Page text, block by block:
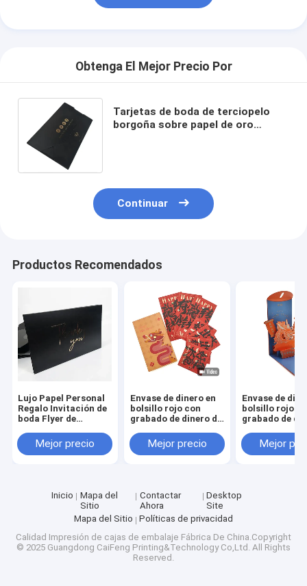
Obtenga El Mejor Precio Por
Tarjetas de boda de terciopelo
borgoña sobre papel de oro
Continuar
Productos Recomendados
Lujo Papel Personal
Regalo Invitación de
boda Flyer de
Tarjeta postal
Mejor precio
Envase de dinero en
bolsillo rojo con
grabado de dinero de
Nuevo Chino
Mejor precio
Envase de
bolsillo rojo
grabado de
Nuevo Chino
Mejor
Inicio
Mapa del
Sitio
Contactar
Ahora
Desktop
Site
Mapa del Sitio
Políticas de privacidad
Calidad Impresión de cajas de embalaje Fábrica De China.Copyright
© 2025 Guangdong CaiFeng Printing&Technology Co,Ltd. All Rights
Reserved.